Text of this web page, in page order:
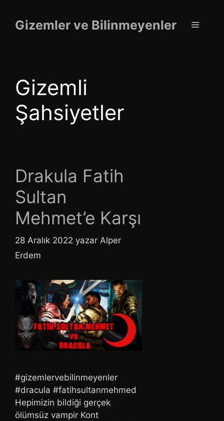
Gizemler ve Bilinmeyenler Menü
Gizemli
Şahsiyetler
Drakula Fatih
Sultan
Mehmet’e Karşı
28 Aralık 2022 yazar Alper
Erdem
#gizemlervebilinmeyenler
#dracula #fatihsultanmehmed
Hepimizin bildiği gerçek
ölümsüz vampir Kont